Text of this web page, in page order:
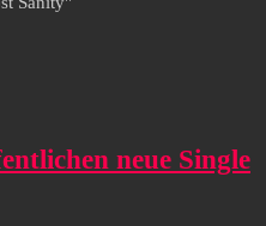
neue Single